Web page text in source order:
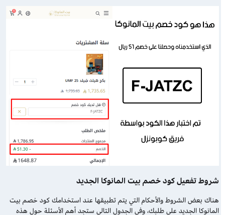
شروط تفعيل كود خصم بيت المانوكا الجديد
هناك بعض الشروط والأحكام التي يتم تطبيقها عند استخدامك كود خصم بيت
المانوكا الجديد على طلبك، وفي الجدول التالي ستجد أهم الأسئلة حول هذه